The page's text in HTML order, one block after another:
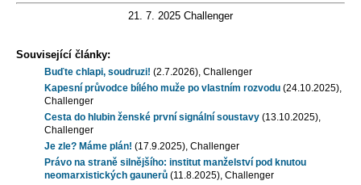
21. 7. 2025 Challenger
Související články:
Buďte chlapi, soudruzi! (2.7.2026), Challenger
Kapesní průvodce bílého muže po vlastním rozvodu (24.10.2025),
Challenger
Cesta do hlubin ženské první signální soustavy (13.10.2025),
Challenger
Je zle? Máme plán! (17.9.2025), Challenger
Právo na straně silnějšího: institut manželství pod knutou
neomarxistických gaunerů (11.8.2025), Challenger